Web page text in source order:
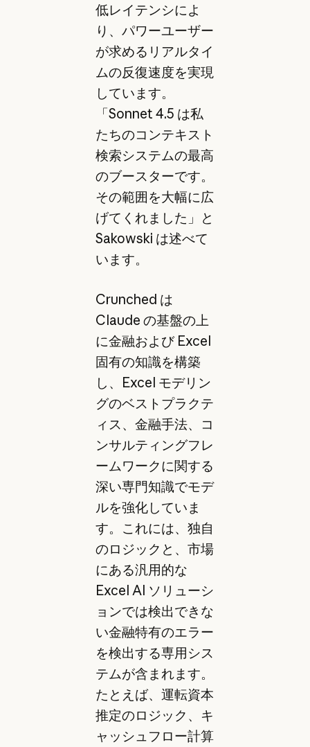
低レイテンシによ
り、パワーユーザー
が求めるリアルタイ
ムの反復速度を実現
しています。
「Sonnet 4.5 は私
たちのコンテキスト
検索システムの最高
のブースターです。
その範囲を大幅に広
げてくれました」と
Sakowski は述べて
います。
Crunched は
Claude の基盤の上
に金融および Excel
固有の知識を構築
し、Excel モデリン
グのベストプラクテ
ィス、金融手法、コ
ンサルティングフレ
ームワークに関する
深い専門知識でモデ
ルを強化していま
す。これには、独自
のロジックと、市場
にある汎用的な
Excel AI ソリューシ
ョンでは検出できな
い金融特有のエラー
を検出する専用シス
テムが含まれます。
たとえば、運転資本
推定のロジック、キ
ャッシュフロー計算